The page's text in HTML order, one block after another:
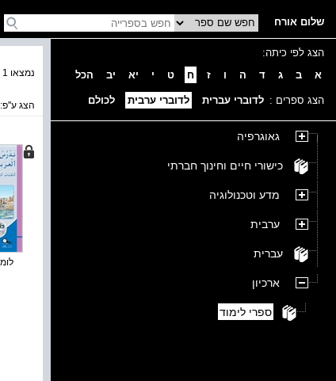
שלום אורח
הצג לפי כיתה:
א
ב ג ד ה ו ז ח ט י יא יב הכל
הצג ספרים : לדוברי עברית לדוברי ערבית לכולם
גאוגרפיה
כישורי חיים וחינוך חברתי
מדע וטכנולוגיה
ערבית
עברית
ארכיון
ספרי לימוד
נמצאו 1 ספרים בקטגוריה
הצג ע''פ: